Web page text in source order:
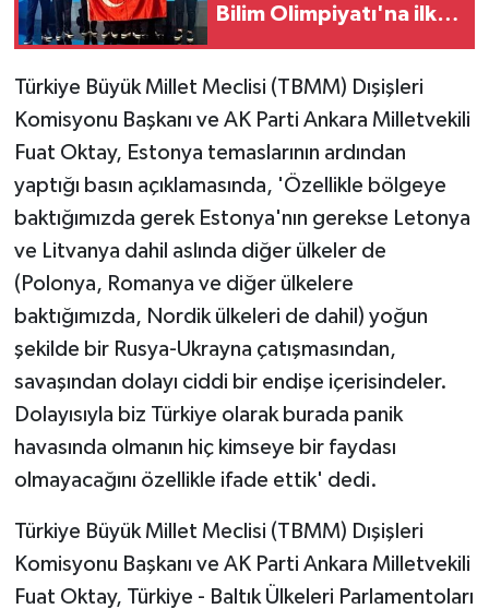
Bilim Olimpiyatı'na ilk
madalya ile uluslararası
arenaya güçlü bir giriş
yaptı'
Türkiye Büyük Millet Meclisi (TBMM) Dışişleri
Komisyonu Başkanı ve AK Parti Ankara Milletvekili
Fuat Oktay, Estonya temaslarının ardından
yaptığı basın açıklamasında, 'Özellikle bölgeye
baktığımızda gerek Estonya'nın gerekse Letonya
ve Litvanya dahil aslında diğer ülkeler de
(Polonya, Romanya ve diğer ülkelere
baktığımızda, Nordik ülkeleri de dahil) yoğun
şekilde bir Rusya-Ukrayna çatışmasından,
savaşından dolayı ciddi bir endişe içerisindeler.
Dolayısıyla biz Türkiye olarak burada panik
havasında olmanın hiç kimseye bir faydası
olmayacağını özellikle ifade ettik' dedi.
Türkiye Büyük Millet Meclisi (TBMM) Dışişleri
Komisyonu Başkanı ve AK Parti Ankara Milletvekili
Fuat Oktay, Türkiye - Baltık Ülkeleri Parlamentoları